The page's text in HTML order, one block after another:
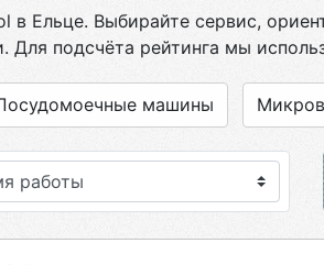
Ельце. Выбирайте сервис,
подсчёта рейтинга мы
машины